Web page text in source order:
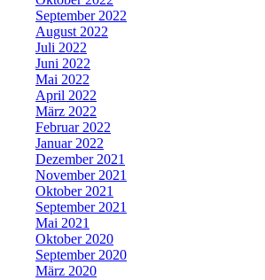
September 2022
August 2022
Juli 2022
Juni 2022
Mai 2022
April 2022
März 2022
Februar 2022
Januar 2022
Dezember 2021
November 2021
Oktober 2021
September 2021
Mai 2021
Oktober 2020
September 2020
März 2020